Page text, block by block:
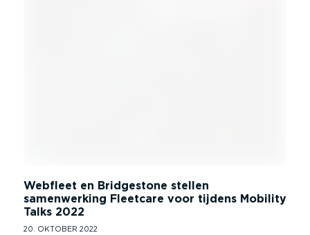
Webfleet en Bridgestone stellen
samenwerking Fleetcare voor tijdens Mobility
Talks 2022
20. OKTOBER 2022